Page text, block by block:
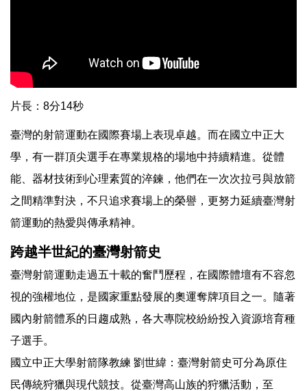
片長：8分14秒
臺灣的射箭運動在國際賽場上表現卓越。而在國立中正大
學，有一群頂尖選手在專業規格的場地中持續精進。從體
能、器材技術到心理素質的淬鍊，他們在一次次拉弓與放箭
之間精準對決，不只追求賽場上的榮譽，更努力延續臺灣射
箭運動的熱愛與傳承精神。
跨越半世紀的臺灣射箭史
臺灣射箭運動走過五十載的奮鬥歷程，在國際體壇有不容忽
視的強權地位，是國家重點發展的奧運奪牌項目之一。隨著
國內射箭體系的日趨成熟，各大專院校紛紛投入資源培育種
子選手。
國立中正大學射箭隊教練 劉世緯：臺灣射箭史可分為原住
民傳統狩獵與現代競技。從臺灣高山族的狩獵活動，至